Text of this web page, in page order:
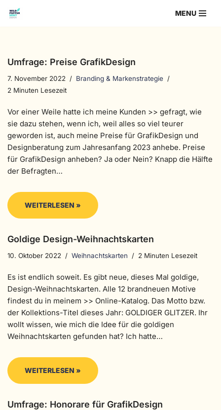
MENU
Umfrage: Preise GrafikDesign
7. November 2022
Branding & Markenstrategie
2 Minuten Lesezeit
Vor einer Weile hatte ich meine Kunden >> gefragt, wie
sie dazu stehen, wenn ich, weil alles so viel teurer
geworden ist, auch meine Preise für GrafikDesign und
Designberatung zum Jahresanfang 2023 anhebe. Preise
für GrafikDesign anheben? Ja oder Nein? Knapp die Hälfte
der Befragten…
WEITERLESEN »
Goldige Design-Weihnachtskarten
10. Oktober 2022 Weihnachtskarten 2 Minuten Lesezeit
Es ist endlich soweit. Es gibt neue, dieses Mal goldige,
Design-Weihnachtskarten. Alle 12 brandneuen Motive
findest du in meinem >> Online-Katalog. Das Motto bzw.
der Kollektions-Titel dieses Jahr: GOLDIGER GLITZER. Ihr
wollt wissen, wie mich die Idee für die goldigen
Weihnachtskarten gefunden hat? Ich hatte…
WEITERLESEN »
Umfrage: Honorare für GrafikDesign